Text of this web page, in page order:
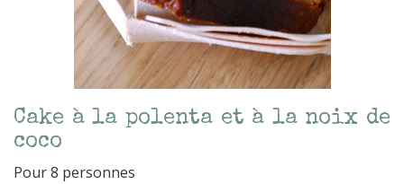
Cake à la polenta et à la noix de
coco
Pour 8 personnes